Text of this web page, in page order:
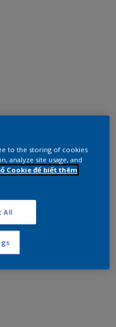
to the storing of cookies
analyze site usage, and
Cookie để biết thêm
All